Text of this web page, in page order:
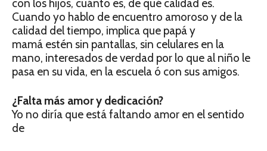
con los hijos, cuánto es, de qué calidad es.
Cuando yo hablo de encuentro amoroso y de la
calidad del tiempo, implica que papá y
mamá estén sin pantallas, sin celulares en la
mano, interesados de verdad por lo que al niño le
pasa en su vida, en la escuela ó con sus amigos.
¿Falta más amor y dedicación?
Yo no diría que está faltando amor en el sentido
de